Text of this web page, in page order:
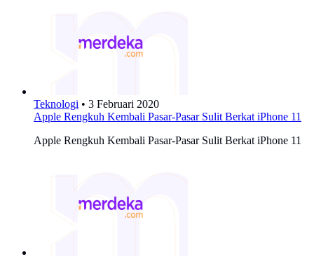
Teknologi • 3 Februari 2020
Apple Rengkuh Kembali Pasar-Pasar Sulit Berkat iPhone 11
Apple Rengkuh Kembali Pasar-Pasar Sulit Berkat iPhone 11